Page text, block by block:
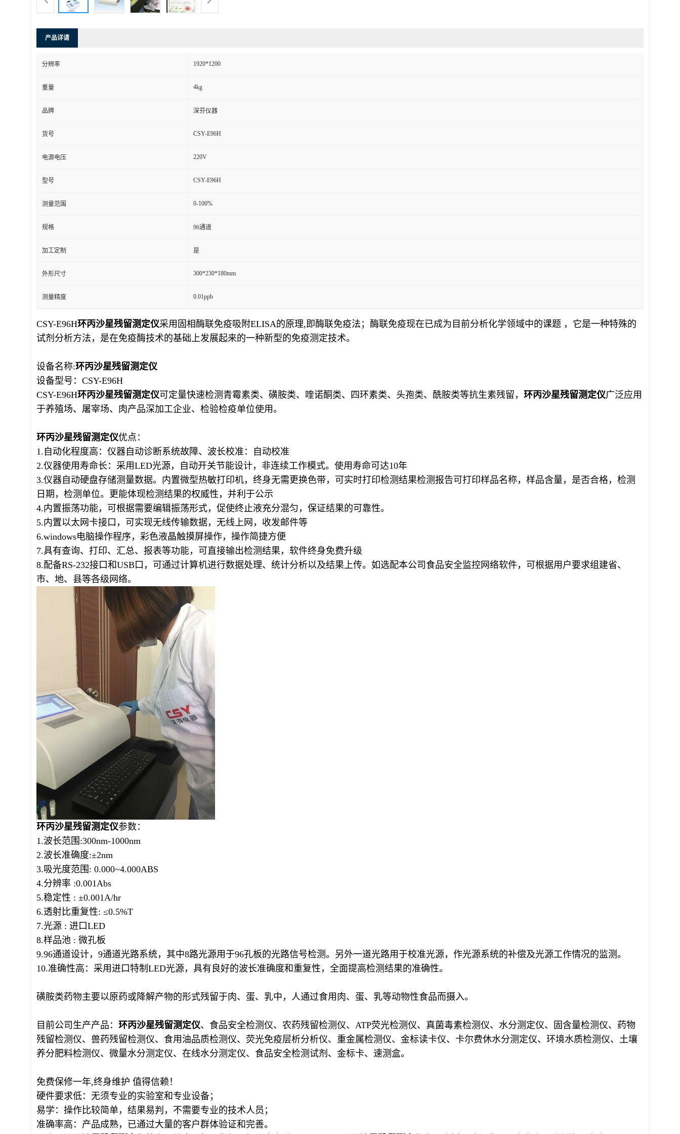
产品详请
分辨率 1920*1200
重量 4kg
品牌 深芬仪器
货号 CSY-E96H
电源电压 220V
型号 CSY-E96H
测量范围 0-100%
规格 96通道
加工定制 是
外形尺寸 300*230*180mm
测量精度 0.01ppb
CSY-E96H环丙沙星残留测定仪采用固相酶联免疫吸附ELISA的原理,即酶联免疫法；酶联免疫现在已成为目前分析化学领域中的课题 ，它是一种特殊的
试剂分析方法，是在免疫酶技术的基础上发展起来的一种新型的免疫测定技术。
设备名称:环丙沙星残留测定仪
设备型号：CSY-E96H
CSY-E96H环丙沙星残留测定仪可定量快速检测青霉素类、磺胺类、喹诺酮类、四环素类、头孢类、酰胺类等抗生素残留， 环丙沙星残留测定仪广泛应用
于养殖场、屠宰场、肉产品深加工企业、检验检疫单位使用。
环丙沙星残留测定仪优点：
1.自动化程度高：仪器自动诊断系统故障、波长校准：自动校准
2.仪器使用寿命长：采用LED光源，自动开关节能设计，非连续工作模式。使用寿命可达10年
3.仪器自动硬盘存储测量数据。内置微型热敏打印机，终身无需更换色带，可实时打印检测结果检测报告可打印样品名称，样品含量，是否合格，检测
日期，检测单位。更能体现检测结果的权威性，并利于公示
4.内置振荡功能，可根据需要编辑振荡形式，促使终止液充分混匀，保证结果的可靠性。
5.内置以太网卡接口，可实现无线传输数据，无线上网，收发邮件等
6.windows电脑操作程序，彩色液晶触摸屏操作，操作简捷方便
7.具有查询、打印、汇总、报表等功能，可直接输出检测结果，软件终身免费升级
8.配备RS-232接口和USB口，可通过计算机进行数据处理、统计分析以及结果上传。如选配本公司食品安全监控网络软件，可根据用户要求组建省、
市、地、县等各级网络。
环丙沙星残留测定仪参数：
1.波长范围:300nm-1000nm
2.波长准确度:±2nm
3.吸光度范围: 0.000~4.000ABS
4.分辨率 :0.001Abs
5.稳定性 : ±0.001A/hr
6.透射比重复性: ≤0.5%T
7.光源 : 进口LED
8.样品池 : 微孔板
9.96通道设计，9通道光路系统，其中8路光源用于96孔板的光路信号检测。另外一道光路用于校准光源，作光源系统的补偿及光源工作情况的监测。
10.准确性高：采用进口特制LED光源，具有良好的波长准确度和重复性，全面提高检测结果的准确性。
磺胺类药物主要以原药或降解产物的形式残留于肉、蛋、乳中，人通过食用肉、蛋、乳等动物性食品而摄入。
目前公司生产产品： 环丙沙星残留测定仪、食品安全检测仪、农药残留检测仪、ATP荧光检测仪、真菌毒素检测仪、水分测定仪、固含量检测仪、药物
残留检测仪、兽药残留检测仪、食用油品质检测仪、荧光免疫层析分析仪、重金属检测仪、金标读卡仪、卡尔费休水分测定仪、环境水质检测仪、土壤
养分肥料检测仪、微量水分测定仪、在线水分测定仪、食品安全检测试剂、金标卡、速测盒。
免费保修一年,终身维护 值得信赖！
硬件要求低：无须专业的实验室和专业设备；
易学：操作比较简单，结果易判，不需要专业的技术人员；
准确率高：产品成熟，已通过大量的客户群体验证和完善。